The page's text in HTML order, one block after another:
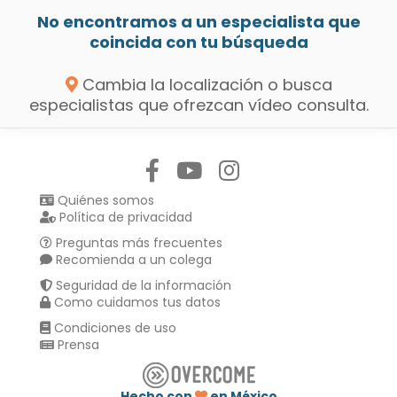
No encontramos a un especialista que
coincida con tu búsqueda
Cambia la localización o busca
especialistas que ofrezcan vídeo consulta.
Quiénes somos
Política de privacidad
Preguntas más frecuentes
Recomienda a un colega
Seguridad de la información
Como cuidamos tus datos
Condiciones de uso
Prensa